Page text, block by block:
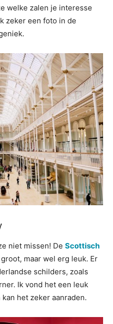
welke zalen je interesse
zeker een foto in de
niet missen! De Scottisch
maar wel erg leuk. Er
schilders, zoals
Ik vond het een leuk
het zeker aanraden.